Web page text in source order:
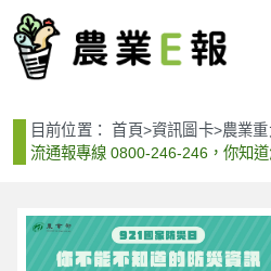
目前位置：首頁>資訊圖卡>農業
流通報專線 0800-246-246，你知道